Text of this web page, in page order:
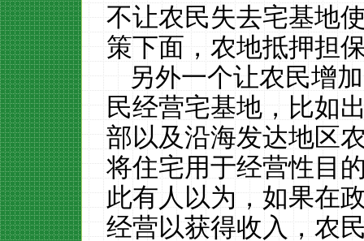
不让农民失去宅基地
策下面，农地抵押担
另外一个让农民增
民经营宅基地，比如
部以及沿海发达地区
将住宅用于经营性目
此有人以为，如果在
经营以获得收入，农